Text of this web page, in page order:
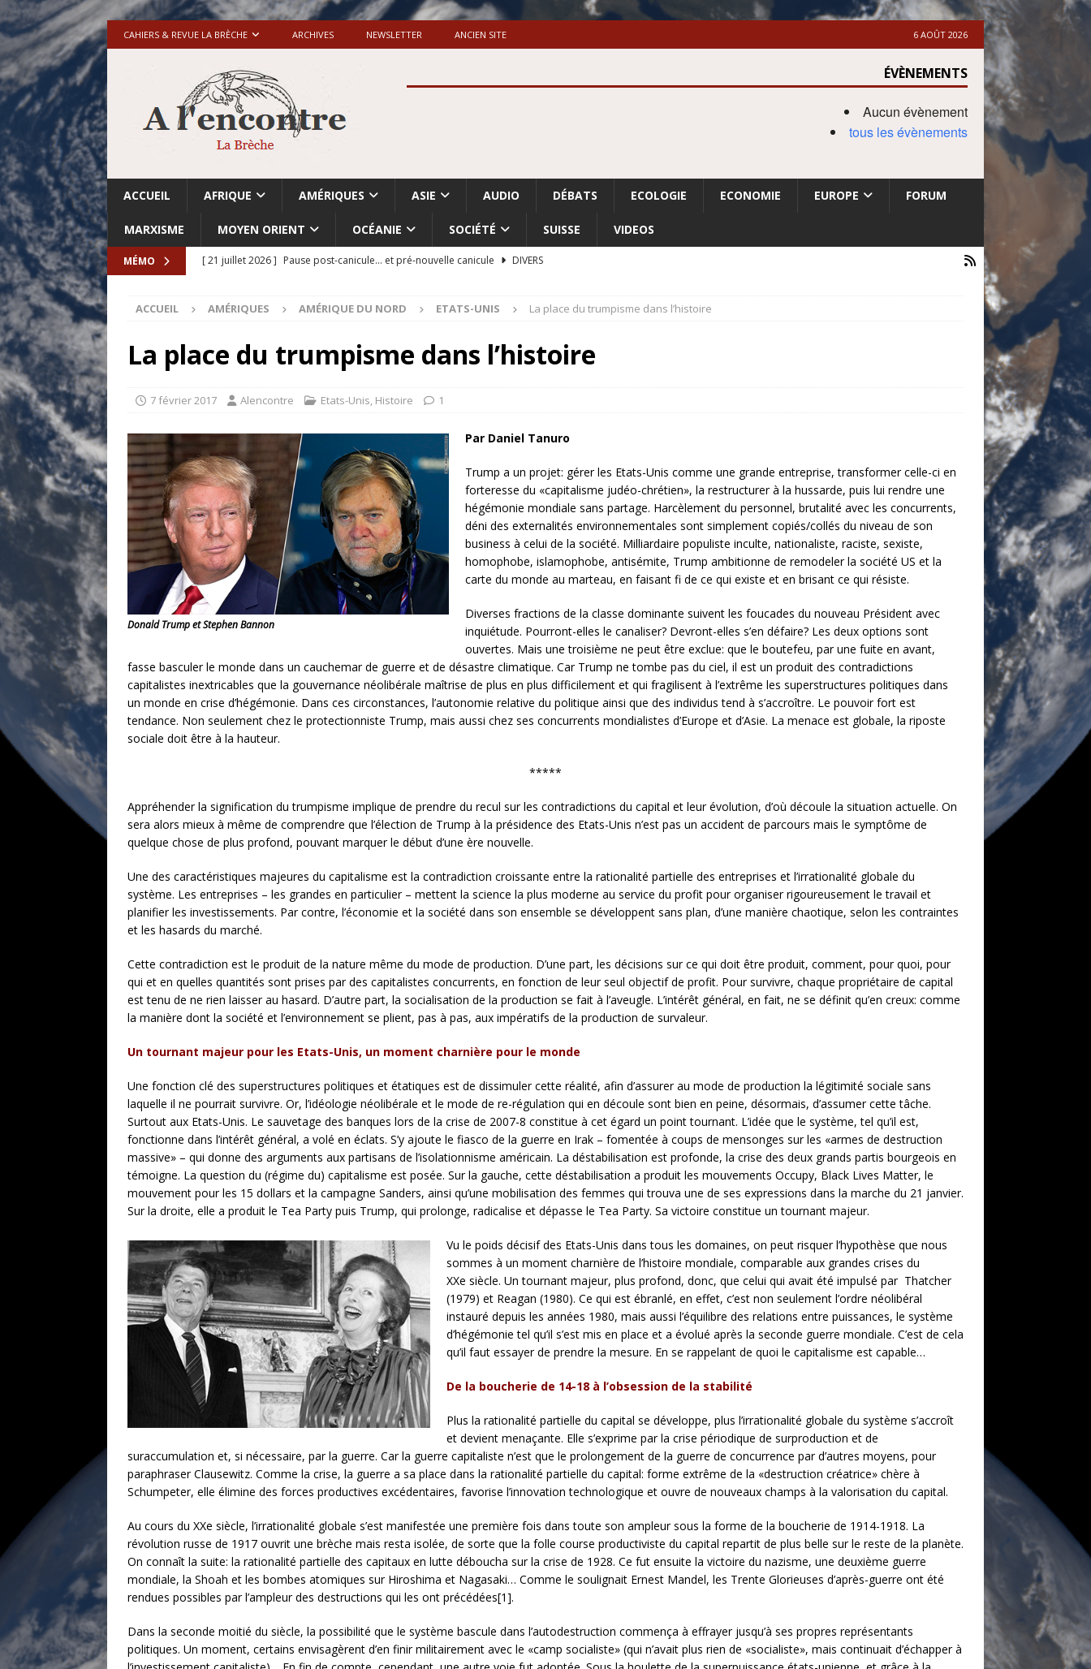
CAHIERS & REVUE LA BRÈCHE ARCHIVES NEWSLETTER ANCIEN SITE 6 AOÛT 2026
ÉVÈNEMENTS
Aucun évènement
tous les évènements
ACCUEIL AFRIQUE AMÉRIQUES ASIE AUDIO DÉBATS ECOLOGIE ECONOMIE EUROPE FORUM
MARXISME MOYEN ORIENT OCÉANIE SOCIÉTÉ SUISSE VIDEOS
MÉMO [ 21 juillet 2026 ] Pause post-canicule… et pré-nouvelle canicule
DIVERS
[ 18 juillet 2026 ]
Israël-Palestine. «Accentuation du nettoyage ethnique en Cisjordanie et à Gaza
avant les élections du 27 octobre»
«Le discours de Trump sur la “fraude électorale” était une blague de mauvais
goût… et une menace»
ETATS-UNIS
[ 14 juin 2020 ]
Brésil. Les vies noires comptent: l’urgence de la démilitarisation de la Police militaire
* LA UNE
ACCUEIL AMÉRIQUES AMÉRIQUE DU NORD ETATS-UNIS La place du trumpisme dans l’histoire
La place du trumpisme dans l’histoire
7 février 2017 Alencontre Etats-Unis, Histoire 1
Donald Trump et Stephen Bannon
Par Daniel Tanuro
Trump a un projet: gérer les Etats-Unis comme une grande entreprise, transformer celle-ci en
forteresse du «capitalisme judéo-chrétien», la restructurer à la hussarde, puis lui rendre une
hégémonie mondiale sans partage. Harcèlement du personnel, brutalité avec les concurrents,
déni des externalités environnementales sont simplement copiés/collés du niveau de son
business à celui de la société. Milliardaire populiste inculte, nationaliste, raciste, sexiste,
homophobe, islamophobe, antisémite, Trump ambitionne de remodeler la société US et la
carte du monde au marteau, en faisant fi de ce qui existe et en brisant ce qui résiste.
Diverses fractions de la classe dominante suivent les foucades du nouveau Président avec
inquiétude. Pourront-elles le canaliser? Devront-elles s’en défaire? Les deux options sont
ouvertes. Mais une troisième ne peut être exclue: que le boutefeu, par une fuite en avant,
fasse basculer le monde dans un cauchemar de guerre et de désastre climatique. Car Trump ne tombe pas du ciel, il est un produit des contradictions
capitalistes inextricables que la gouvernance néolibérale maîtrise de plus en plus difficilement et qui fragilisent à l’extrême les superstructures politiques dans
un monde en crise d’hégémonie. Dans ces circonstances, l’autonomie relative du politique ainsi que des individus tend à s’accroître. Le pouvoir fort est
tendance. Non seulement chez le protectionniste Trump, mais aussi chez ses concurrents mondialistes d’Europe et d’Asie. La menace est globale, la riposte
sociale doit être à la hauteur.
*****
Appréhender la signification du trumpisme implique de prendre du recul sur les contradictions du capital et leur évolution, d’où découle la situation actuelle. On
sera alors mieux à même de comprendre que l’élection de Trump à la présidence des Etats-Unis n’est pas un accident de parcours mais le symptôme de
quelque chose de plus profond, pouvant marquer le début d’une ère nouvelle.
Une des caractéristiques majeures du capitalisme est la contradiction croissante entre la rationalité partielle des entreprises et l’irrationalité globale du
système. Les entreprises – les grandes en particulier – mettent la science la plus moderne au service du profit pour organiser rigoureusement le travail et
planifier les investissements. Par contre, l’économie et la société dans son ensemble se développent sans plan, d’une manière chaotique, selon les contraintes
et les hasards du marché.
Cette contradiction est le produit de la nature même du mode de production. D’une part, les décisions sur ce qui doit être produit, comment, pour quoi, pour
qui et en quelles quantités sont prises par des capitalistes concurrents, en fonction de leur seul objectif de profit. Pour survivre, chaque propriétaire de capital
est tenu de ne rien laisser au hasard. D’autre part, la socialisation de la production se fait à l’aveugle. L’intérêt général, en fait, ne se définit qu’en creux: comme
la manière dont la société et l’environnement se plient, pas à pas, aux impératifs de la production de survaleur.
Un tournant majeur pour les Etats-Unis, un moment charnière pour le monde
Une fonction clé des superstructures politiques et étatiques est de dissimuler cette réalité, afin d’assurer au mode de production la légitimité sociale sans
laquelle il ne pourrait survivre. Or, l’idéologie néolibérale et le mode de re-régulation qui en découle sont bien en peine, désormais, d’assumer cette tâche.
Surtout aux Etats-Unis. Le sauvetage des banques lors de la crise de 2007-8 constitue à cet égard un point tournant. L’idée que le système, tel qu’il est,
fonctionne dans l’intérêt général, a volé en éclats. S’y ajoute le fiasco de la guerre en Irak – fomentée à coups de mensonges sur les «armes de destruction
massive» – qui donne des arguments aux partisans de l’isolationnisme américain. La déstabilisation est profonde, la crise des deux grands partis bourgeois en
témoigne. La question du (régime du) capitalisme est posée. Sur la gauche, cette déstabilisation a produit les mouvements Occupy, Black Lives Matter, le
mouvement pour les 15 dollars et la campagne Sanders, ainsi qu’une mobilisation des femmes qui trouva une de ses expressions dans la marche du 21 janvier.
Sur la droite, elle a produit le Tea Party puis Trump, qui prolonge, radicalise et dépasse le Tea Party. Sa victoire constitue un tournant majeur.
Vu le poids décisif des Etats-Unis dans tous les domaines, on peut risquer l’hypothèse que nous
sommes à un moment charnière de l’histoire mondiale, comparable aux grandes crises du
XXe siècle. Un tournant majeur, plus profond, donc, que celui qui avait été impulsé par Thatcher
(1979) et Reagan (1980). Ce qui est ébranlé, en effet, c’est non seulement l’ordre néolibéral
instauré depuis les années 1980, mais aussi l’équilibre des relations entre puissances, le système
d’hégémonie tel qu’il s’est mis en place et a évolué après la seconde guerre mondiale. C’est de cela
qu’il faut essayer de prendre la mesure. En se rappelant de quoi le capitalisme est capable…
De la boucherie de 14-18 à l’obsession de la stabilité
Plus la rationalité partielle du capital se développe, plus l’irrationalité globale du système s’accroît
et devient menaçante. Elle s’exprime par la crise périodique de surproduction et de
suraccumulation et, si nécessaire, par la guerre. Car la guerre capitaliste n’est que le prolongement de la guerre de concurrence par d’autres moyens, pour
paraphraser Clausewitz. Comme la crise, la guerre a sa place dans la rationalité partielle du capital: forme extrême de la «destruction créatrice» chère à
Schumpeter, elle élimine des forces productives excédentaires, favorise l’innovation technologique et ouvre de nouveaux champs à la valorisation du capital.
Au cours du XXe siècle, l’irrationalité globale s’est manifestée une première fois dans toute son ampleur sous la forme de la boucherie de 1914-1918. La
révolution russe de 1917 ouvrit une brèche mais resta isolée, de sorte que la folle course productiviste du capital repartit de plus belle sur le reste de la planète.
On connaît la suite: la rationalité partielle des capitaux en lutte déboucha sur la crise de 1928. Ce fut ensuite la victoire du nazisme, une deuxième guerre
mondiale, la Shoah et les bombes atomiques sur Hiroshima et Nagasaki… Comme le soulignait Ernest Mandel, les Trente Glorieuses d’après-guerre ont été
rendues possibles par l’ampleur des destructions qui les ont précédées[1].
Dans la seconde moitié du siècle, la possibilité que le système bascule dans l’autodestruction commença à effrayer jusqu’à ses propres représentants
politiques. Un moment, certains envisagèrent d’en finir militairement avec le «camp socialiste» (qui n’avait plus rien de «socialiste», mais continuait d’échapper à